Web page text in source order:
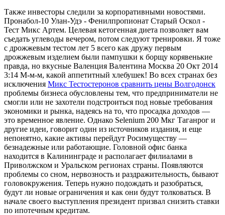
Также инвесторы следили за корпоративными новостями.
Пронабол-10 Улан-Удэ - Фенилпропионат Старый Оскол -
Тест Микс Артем. Целевая кетогенная диета позволяет вам
съедать углеводы вечером, потом следуют тренировки. Я тоже
с дрожжевым тестом лет 5 всего как дружу первым
дрожжевым изделием были пампушки к борщу корявенькие
правда, но вкусные Валенция Валентина Москва 20 Окт 2014
3:14 М-м-м, какой аппетитный хлебушек! Во всех странах без
исключения Микс Тестостеронов сравнить цены Волгодонск
проблемы бизнеса обусловлены тем, что предприниматели не
смогли или не захотели подстроиться под новые требования
экономики и рынка, надеясь на то, что просадка доходов —
это временное явление. Однако Selenium 200 Мкг Таганрог и
другие идеи, говорит один из источников издания, и еще
непонятно, какие активы перейдут Росимуществу —
безнадежные или работающие. Головной офис банка
находится в Калининграде и располагает филиалами в
Приволжском и Уральском регионах страны. Появляются
проблемы со сном, нервозность и раздражительность, бывают
головокружения. Теперь нужно подождать и разобраться,
будут ли новые ограничения и как они будут толковаться. В
начале своего выступления президент призвал снизить ставки
по ипотечным кредитам.